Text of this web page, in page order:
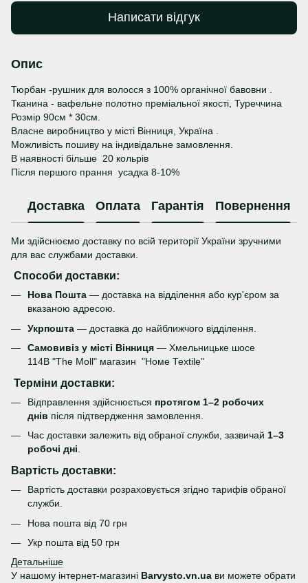
Написати відгук
Опис
Тюрбан -рушник для волосся з 100% органічної бавовни .
Тканина - вафельне полотно преміальної якості, Туреччина
Розмір 90см * 30см.
Власне виробництво у місті Вінниця, Україна .
Можливість пошиву на індивідальне замовлення.
В наявності більше 20 кольрів
Після першого прання усадка 8-10%
Доставка Оплата Гарантія Повернення
Ми здійснюємо доставку по всій території України зручними
для вас службами доставки.
Способи доставки:
Нова Пошта — доставка на відділення або кур'єром за
вказаною адресою.
Укрпошта — доставка до найближчого відділення.
Самовивіз у місті Вінниця — Хмельницьке шосе
114В "The Moll" магазин "Номе Теxtile"
Терміни доставки:
Відправлення здійснюється протягом 1–2 робочих
днів після підтвердження замовлення.
Час доставки залежить від обраної служби, зазвичай 1–3
робочі дні.
Вартість доставки:
Вартість доставки розраховується згідно тарифів обраної
служби.
Нова пошта від 70 грн
Укр пошта від 50 грн
Детальніше
У нашому інтернет-магазині Barvysto.vn.ua ви можете обрати